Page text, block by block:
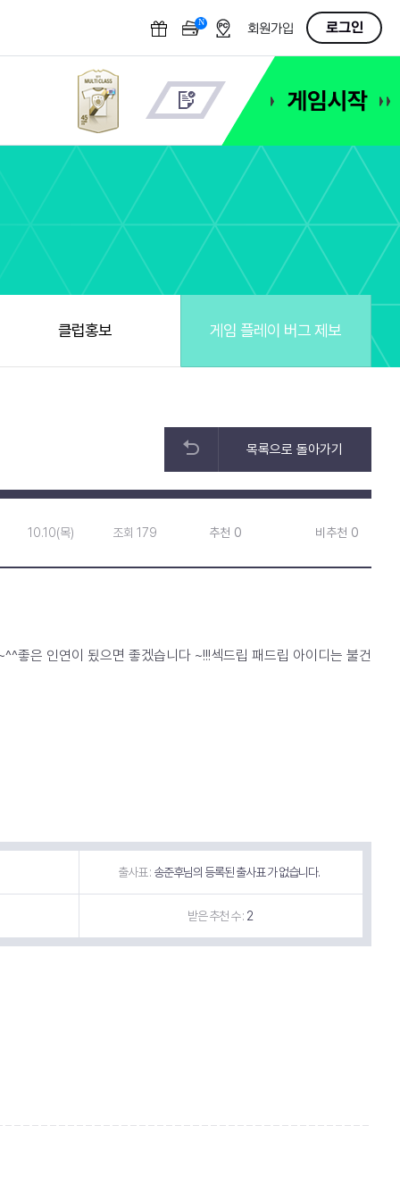
N OFF회원가입 로그인
클럽홍보 게임 플레이 버그 제보
목록으로 돌아가기
10.10(목) 조회 179 추천 0 비추천 0
좋은 인연이 됬으면 좋겠습니다 ~!!!섹드립 패드립 아이디는 불건
출사표 : 송준후님의 등록된 출사표 가 없습니다.
받은 추천 수 : 2